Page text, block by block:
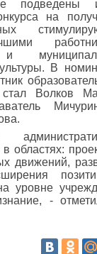
подведены
на
В
стал Волков
областях:
движений,
уровне
-